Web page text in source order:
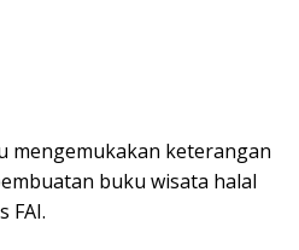
mengemukakan keterangan
buku wisata halal
FAI.